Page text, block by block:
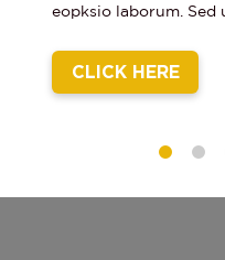
eopksio laborum. Sed
CLICK HERE